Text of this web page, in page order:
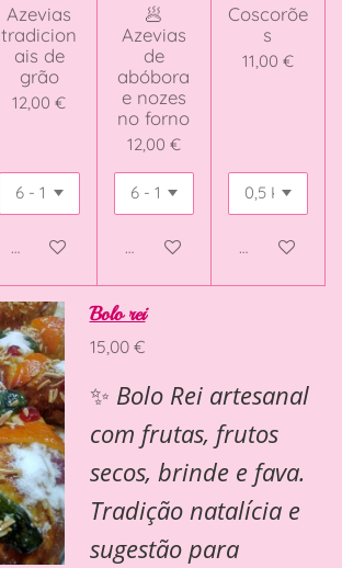
Azevias
tradicion
ais de
grão
12,00 €
Adicionar ao carrinho
🥟
Azevias
de
abóbora
e nozes
no forno
12,00 €
Adicionar ao carrinho
Coscorõe
s
11,00 €
Adicionar ao
Bolo rei
15,00 €
✨ Bolo Rei artesanal
com frutas, frutos
secos, brinde e fava.
Tradição natalícia e
sugestão para